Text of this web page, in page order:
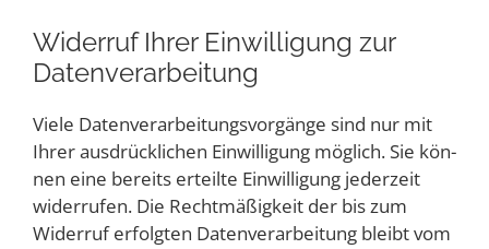
Wider­ruf Ihrer Ein­wil­li­gung zur
Datenverarbeitung
Vie­le Daten­ver­ar­bei­tungs­vor­gän­ge sind nur mit
Ihrer aus­drück­li­chen Ein­wil­li­gung mög­lich. Sie kön­
nen eine bereits erteil­te Ein­wil­li­gung jeder­zeit
wider­ru­fen. Die Recht­mä­ßig­keit der bis zum
Wider­ruf erfolg­ten Daten­ver­ar­bei­tung bleibt vom